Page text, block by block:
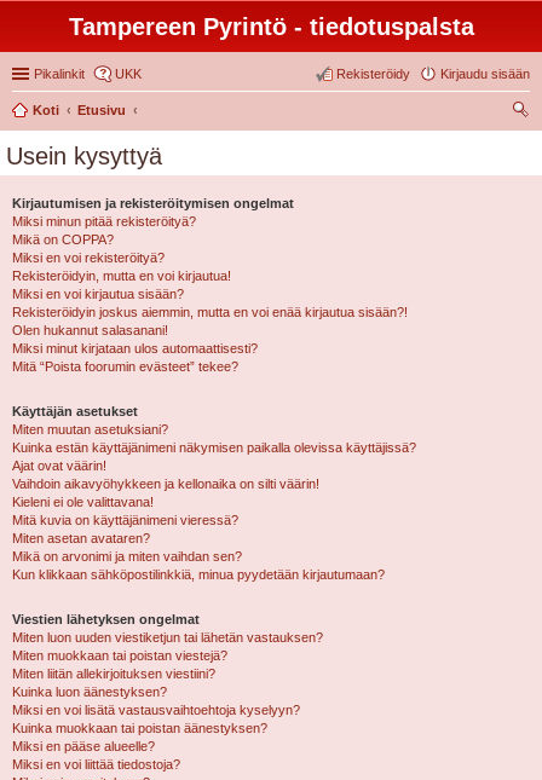
Tampereen Pyrintö - tiedotuspalsta
Pikalinkit UKK Kirjaudu sisään
Rekisteröidy
Koti
Etusivu
Usein kysyttyä
Kirjautumisen ja rekisteröitymisen ongelmat
Miksi minun pitää rekisteröityä?
Mikä on COPPA?
Miksi en voi rekisteröityä?
Rekisteröidyin, mutta en voi kirjautua!
Miksi en voi kirjautua sisään?
Rekisteröidyin joskus aiemmin, mutta en voi enää kirjautua sisään?!
Olen hukannut salasanani!
Miksi minut kirjataan ulos automaattisesti?
Mitä “Poista foorumin evästeet” tekee?
Käyttäjän asetukset
Miten muutan asetuksiani?
Kuinka estän käyttäjänimeni näkymisen paikalla olevissa käyttäjissä?
Ajat ovat väärin!
Vaihdoin aikavyöhykkeen ja kellonaika on silti väärin!
Kieleni ei ole valittavana!
Mitä kuvia on käyttäjänimeni vieressä?
Miten asetan avataren?
Mikä on arvonimi ja miten vaihdan sen?
Kun klikkaan sähköpostilinkkiä, minua pyydetään kirjautumaan?
Viestien lähetyksen ongelmat
Miten luon uuden viestiketjun tai lähetän vastauksen?
Miten muokkaan tai poistan viestejä?
Miten liitän allekirjoituksen viestiini?
Kuinka luon äänestyksen?
Miksi en voi lisätä vastausvaihtoehtoja kyselyyn?
Kuinka muokkaan tai poistan äänestyksen?
Miksi en pääse alueelle?
Miksi en voi liittää tiedostoja?